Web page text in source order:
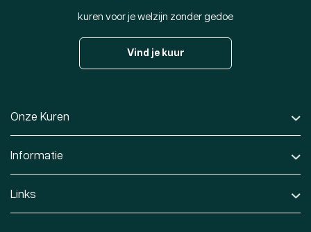
kuren voor je welzijn zonder gedoe
Vind je kuur
Onze Kuren
Informatie
Links